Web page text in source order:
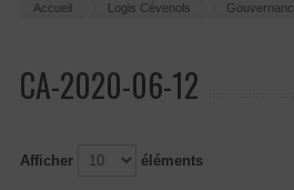
Accueil Logis Cévenols
CA-2020-06-12
Afficher éléments